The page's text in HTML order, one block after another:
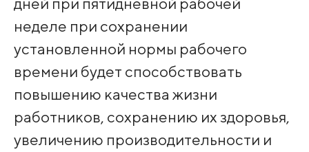
неделе при сохранении
установленной нормы рабочего
времени будет способствовать
повышению качества жизни
работников, сохранению их здоровья,
увеличению производительности и